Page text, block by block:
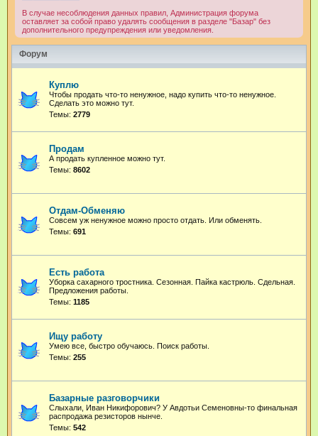
В случае несоблюдения данных правил, Администрация форума
оставляет за собой право удалять сообщения в разделе "Базар" без
дополнительного предупреждения или уведомления.
Форум
Куплю
Чтобы продать что-то ненужное, надо купить что-то ненужное.
Сделать это можно тут.
Темы: 2779
Продам
А продать купленное можно тут.
Темы: 8602
Отдам-Обменяю
Совсем уж ненужное можно просто отдать. Или обменять.
Темы: 691
Есть работа
Уборка сахарного тростника. Сезонная. Пайка кастрюль. Сдельная.
Предложения работы.
Темы: 1185
Ищу работу
Умею все, быстро обучаюсь. Поиск работы.
Темы: 255
Базарные разговорчики
Слыхали, Иван Никифорович? У Авдотьи Семеновны-то финальная
распродажа резисторов нынче.
Темы: 542